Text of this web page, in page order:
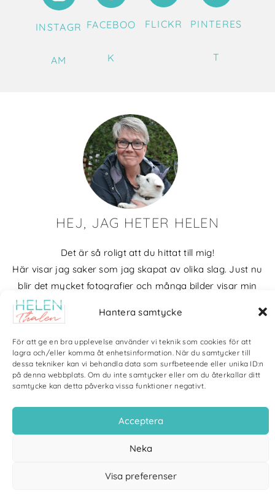
Hantera samtycke
För att ge en bra upplevelse använder vi teknik som cookies för att
lagra och/eller komma åt enhetsinformation. När du samtycker till
dessa tekniker kan vi behandla data som surfbeteende eller unika ID:n
på denna webbplats. Om du inte samtycker eller om du återkallar ditt
samtycke kan detta påverka vissa funktioner negativt.
Acceptera
Neka
Visa preferenser
INSTAGR
AM
FACEBOO
K
FLICKR PINTERES
T
HEJ, JAG HETER HELEN
Det är så roligt att du hittat till mig!
Här visar jag saker som jag skapat av olika slag. Just nu
blir det mycket fotografier och många bilder visar min
kärlek till naturen och min vackra hund. Men också lite
annat pyssel och kreativt som jag ägnar mig åt.
Bloggarkiv
Copyright Helen Thalen 2026 – All rights reserved. |
Cookiepolicy| Produktion och sponsor: CoreIT, Örnsköldsvik